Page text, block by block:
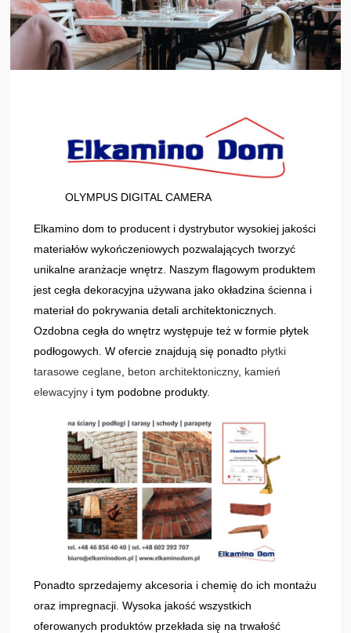
OLYMPUS DIGITAL CAMERA
Elkamino dom to producent i dystrybutor wysokiej jakości
materiałów wykończeniowych pozwalających tworzyć
unikalne aranżacje wnętrz. Naszym flagowym produktem
jest cegła dekoracyjna używana jako okładzina ścienna i
materiał do pokrywania detali architektonicznych.
Ozdobna cegła do wnętrz występuje też w formie płytek
podłogowych. W ofercie znajdują się ponadto płytki
tarasowe ceglane beton architektoniczny, kamień
elewacyjny i tym podobne produkty.
Ponadto sprzedajemy akcesoria i chemię do ich montażu
oraz impregnacji. Wysoka jakość wszystkich
oferowanych produktów przekłada się na trwałość